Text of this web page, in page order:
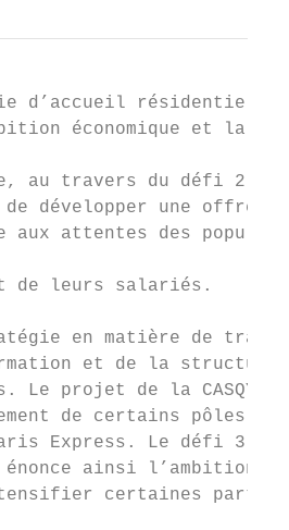
d’accueil résidentiel
économique et la
au travers du défi 2
développer une offre
aux attentes des
de leurs salariés.
en matière de
et de la
Le projet de la CASQY
de certains pôles
Express. Le défi 3 «
ainsi l’ambition
certaines